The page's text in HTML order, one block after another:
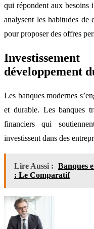
qui répondent aux besoins
analysent les habitudes de
pour proposer des offres
développement
Les banques modernes
et durable. Les banques
financiers qui
investissent dans des
Lire Aussi : Banques
: Le Comparatif